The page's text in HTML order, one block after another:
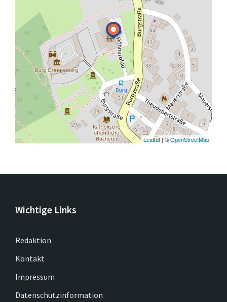
Leaflet| ©OpenStreetMap
Wichtige Links
Redaktion
Kontakt
Impressum
Datenschutzinformation